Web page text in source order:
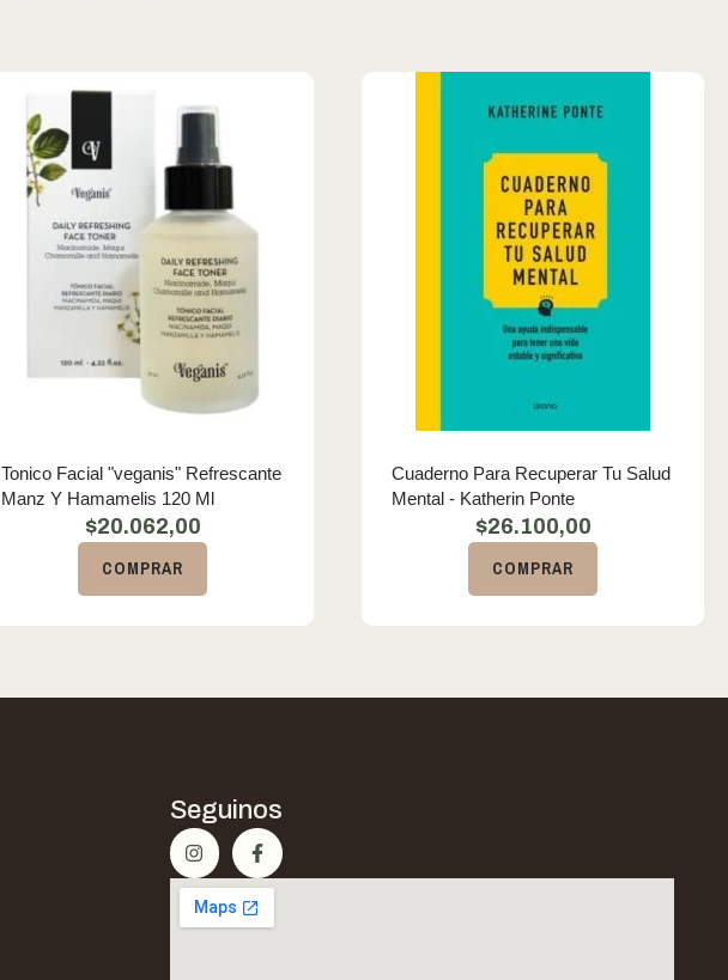
Tonico Facial "veganis" Refrescante
Manz Y Hamamelis 120 Ml
$20.062,00
COMPRAR
Cuaderno Para Recuperar Tu Salud
Mental - Katherin Ponte
$26.100,00
COMPRAR
Seguinos